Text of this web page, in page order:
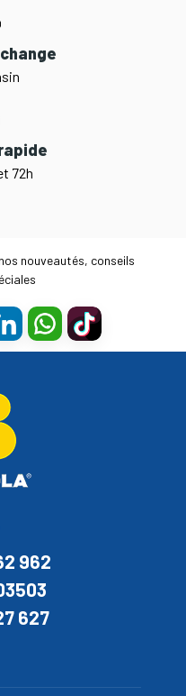
72h
nouveautés, conseils
962
627